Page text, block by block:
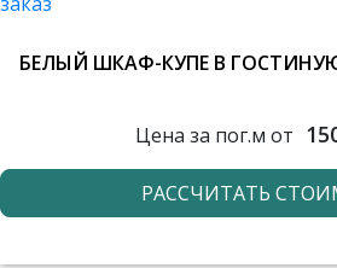
БЕЛЫЙ ШКАФ-КУПЕ В
Цена за пог.м от
РАССЧИТАТЬ